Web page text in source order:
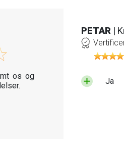
os og
PETAR |
Ja